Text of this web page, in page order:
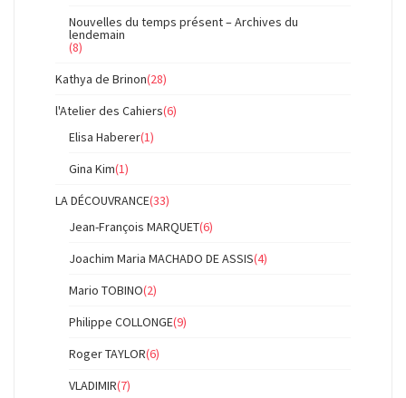
Nouvelles du temps présent – Archives du
lendemain
(8)
Kathya de Brinon(28)
l'Atelier des Cahiers(6)
Elisa Haberer(1)
Gina Kim(1)
LA DÉCOUVRANCE(33)
Jean-François MARQUET(6)
Joachim Maria MACHADO DE ASSIS(4)
Mario TOBINO(2)
Philippe COLLONGE(9)
Roger TAYLOR(6)
VLADIMIR(7)